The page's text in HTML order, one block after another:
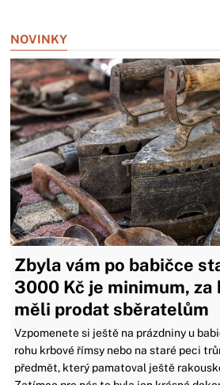
NOVINKY
Zbyla vám po babičce
3000 Kč je minimum,
měli prodat sběratelům
Vzpomenete si ještě na prázdniny u
rohu krbové římsy nebo na staré peci
předmět, který pamatoval ještě